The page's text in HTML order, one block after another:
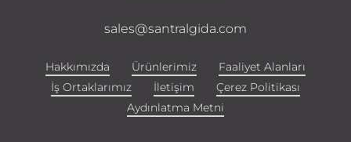
sales@santralgida.com
Hakkımızda Ürünlerimiz
Faaliyet Alanları
İş Ortaklarımız
İletişim
Çerez Politikası
Aydınlatma Metni